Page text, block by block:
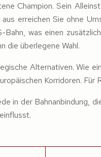
Champion. Sein
erreichen Sie ohne
was einen
die überlegene Wahl.
Alternativen. Wie
Korridoren.
in der Bahnanbindung,